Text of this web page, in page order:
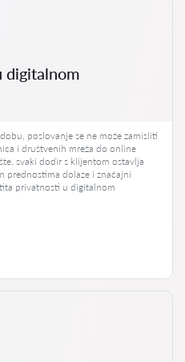
digitalnom
poslovanje se ne može zamisliti
i društvenih mreža do online
svaki dodir s klijentom ostavlja
prednostima dolaze i značajni
privatnosti u digitalnom